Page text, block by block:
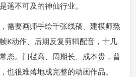
遥不可及的神仙行业。
需要画师手绘千张线稿、建模师熬
K动作、后期反复剪辑配音，十几
态。门槛高、周期长、成本贵，普
也很难落地成完整的动画作品。